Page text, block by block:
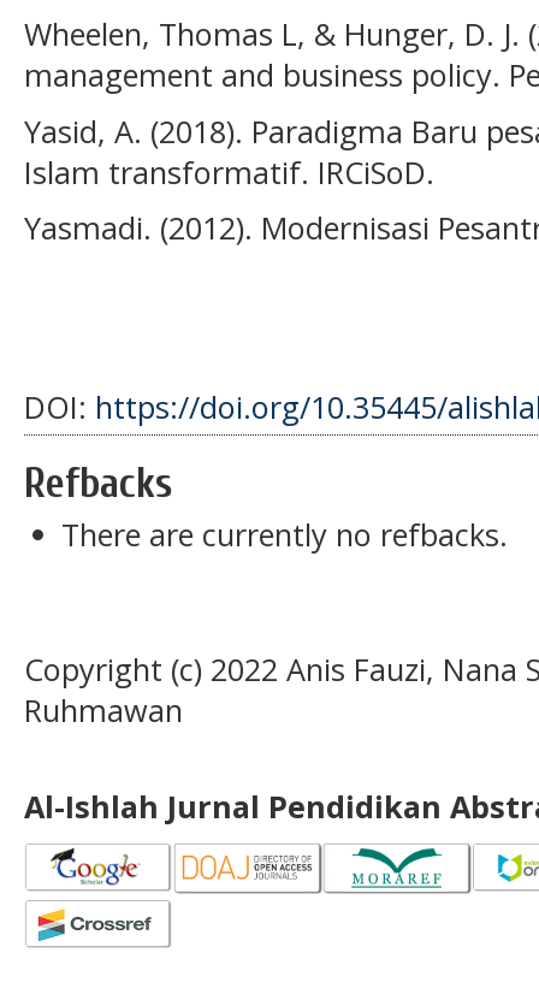
Wheelen, Thomas L, & Hunger, D. J.
management and business policy.
Yasid, A. (2018). Paradigma Baru
Islam transformatif. IRCiSoD.
Yasmadi. (2012). Modernisasi
DOI: https://doi.org/10.35445/
Refbacks
There are currently no refbacks.
Copyright (c) 2022 Anis Fauzi, Nana
Ruhmawan
Al-Ishlah Jurnal Pendidikan